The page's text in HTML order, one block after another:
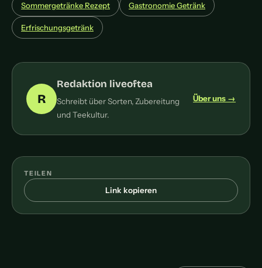
Sommergetränke Rezept Gastronomie Getränk
Erfrischungsgetränk
R
Redaktion liveoftea
Schreibt über Sorten, Zubereitung
und Teekultur.
Über uns →
TEILEN
Link kopieren